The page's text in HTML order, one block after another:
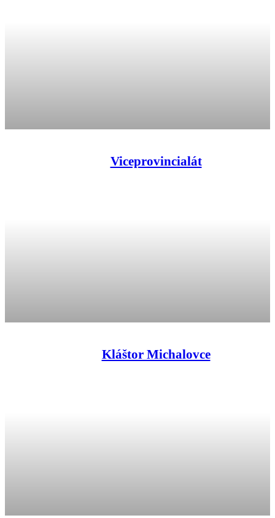
Viceprovincialát
Kláštor Michalovce